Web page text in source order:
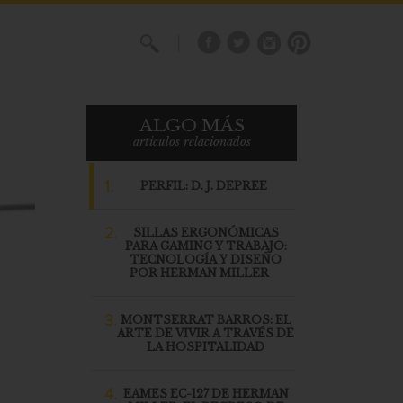
ALGO MÁS
articulos relacionados
1. PERFIL: D. J. DEPREE
2.
SILLAS ERGONÓMICAS
PARA GAMING Y TRABAJO:
TECNOLOGÍA Y DISEÑO
POR HERMAN MILLER
3. MONTSERRAT BARROS: EL
ARTE DE VIVIR A TRAVÉS DE
LA HOSPITALIDAD
4. EAMES EC-127 DE HERMAN